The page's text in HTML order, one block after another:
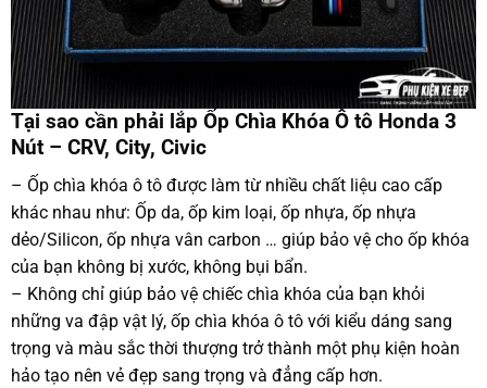
Tại sao cần phải lắp Ốp Chìa Khóa Ô tô Honda 3
Nút – CRV, City, Civic
– Ốp chìa khóa ô tô được làm từ nhiều chất liệu cao cấp
khác nhau như: Ốp da, ốp kim loại, ốp nhựa, ốp nhựa
dẻo/Silicon, ốp nhựa vân carbon … giúp bảo vệ cho ốp khóa
của bạn không bị xước, không bụi bẩn.
– Không chỉ giúp bảo vệ chiếc chìa khóa của bạn khỏi
những va đập vật lý, ốp chìa khóa ô tô với kiểu dáng sang
trọng và màu sắc thời thượng trở thành một phụ kiện hoàn
hảo tạo nên vẻ đẹp sang trọng và đẳng cấp hơn.